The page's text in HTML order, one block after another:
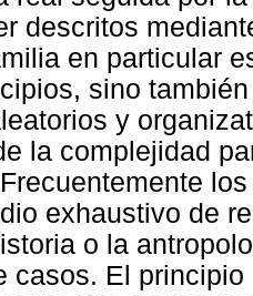
descritos
en particular
sino
y
la complejidad
exhaustivo de
o la
casos. El